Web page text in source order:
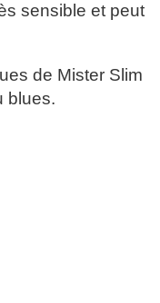
sensible et peut
de Mister Slim
blues.